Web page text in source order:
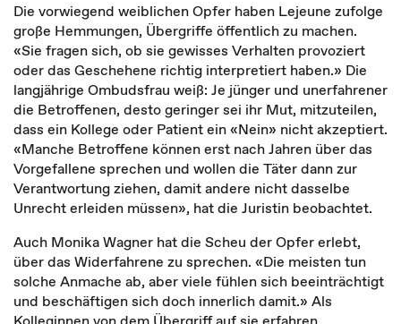
Die vorwiegend weiblichen Opfer haben Lejeune zufolge
große Hemmungen, Übergriffe öffentlich zu machen.
«Sie fragen sich, ob sie gewisses Verhalten provoziert
oder das Geschehene richtig interpretiert haben.» Die
langjährige Ombudsfrau weiß: Je jünger und unerfahrener
die Betroffenen, desto geringer sei ihr Mut, mitzuteilen,
dass ein Kollege oder Patient ein «Nein» nicht akzeptiert.
«Manche Betroffene können erst nach Jahren über das
Vorgefallene sprechen und wollen die Täter dann zur
Verantwortung ziehen, damit andere nicht dasselbe
Unrecht erleiden müssen», hat die Juristin beobachtet.
Auch Monika Wagner hat die Scheu der Opfer erlebt,
über das Widerfahrene zu sprechen. «Die meisten tun
solche Anmache ab, aber viele fühlen sich beeinträchtigt
und beschäftigen sich doch innerlich damit.» Als